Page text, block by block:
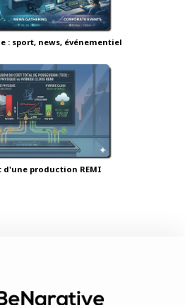
: sport, news, événementiel
d'une production REMI